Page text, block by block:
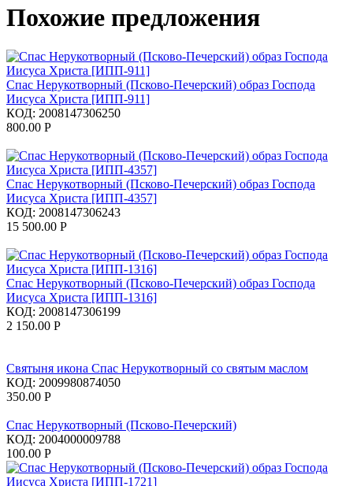
Похожие предложения
Спас Нерукотворный (Псково-Печерский) образ Господа
Иисуса Христа [ИПП-911]
КОД: 2008147306250
800.00 Р
Спас Нерукотворный (Псково-Печерский) образ Господа
Иисуса Христа [ИПП-4357]
КОД: 2008147306243
15 500.00 Р
Спас Нерукотворный (Псково-Печерский) образ Господа
Иисуса Христа [ИПП-1316]
КОД: 2008147306199
2 150.00 Р
Святыня икона Спас Нерукотворный со святым маслом
КОД: 2009980874050
350.00 Р
Спас Нерукотворный (Псково-Печерский)
КОД: 2004000009788
100.00 Р